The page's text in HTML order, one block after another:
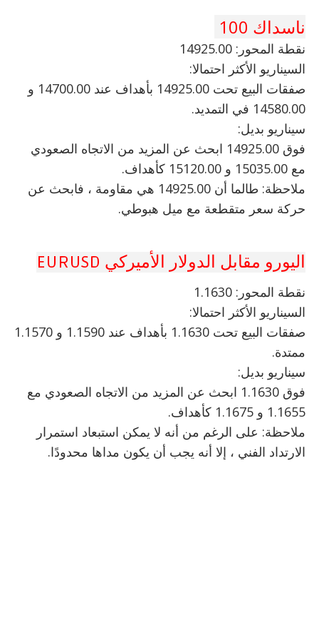
ناسداك 100
نقطة المحور: 14925.00
السيناريو الأكثر احتمالا:
صفقات البيع تحت 14925.00 بأهداف عند 14700.00 و
14580.00 في التمديد.
سيناريو بديل:
فوق 14925.00 ابحث عن المزيد من الاتجاه الصعودي
مع 15035.00 و 15120.00 كأهداف.
ملاحظة: طالما أن 14925.00 هي مقاومة ، فابحث عن
حركة سعر متقطعة مع ميل هبوطي.
اليورو مقابل الدولار الأميركي EURUSD
نقطة المحور: 1.1630
السيناريو الأكثر احتمالا:
صفقات البيع تحت 1.1630 بأهداف عند 1.1590 و 1.1570
ممتدة.
سيناريو بديل:
فوق 1.1630 ابحث عن المزيد من الاتجاه الصعودي مع
1.1655 و 1.1675 كأهداف.
ملاحظة: على الرغم من أنه لا يمكن استبعاد استمرار
الارتداد الفني ، إلا أنه يجب أن يكون مداها محدودًا.